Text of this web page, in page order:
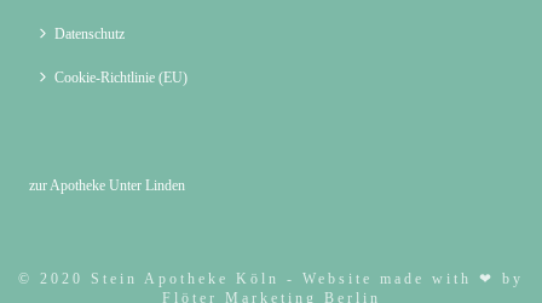
Datenschutz
Cookie-Richtlinie (EU)
zur Apotheke Unter Linden
© 2020 Stein Apotheke Köln - Website made with ❤ by
Flöter Marketing Berlin